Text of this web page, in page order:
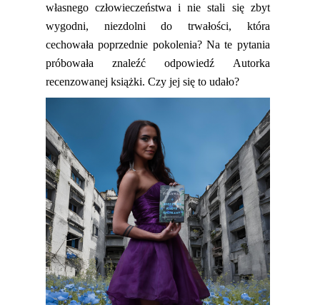
własnego człowieczeństwa i nie stali się zbyt
wygodni, niezdolni do trwałości, która
cechowała poprzednie pokolenia? Na te pytania
próbowała znaleźć odpowiedź Autorka
recenzowanej książki. Czy jej się to udało?